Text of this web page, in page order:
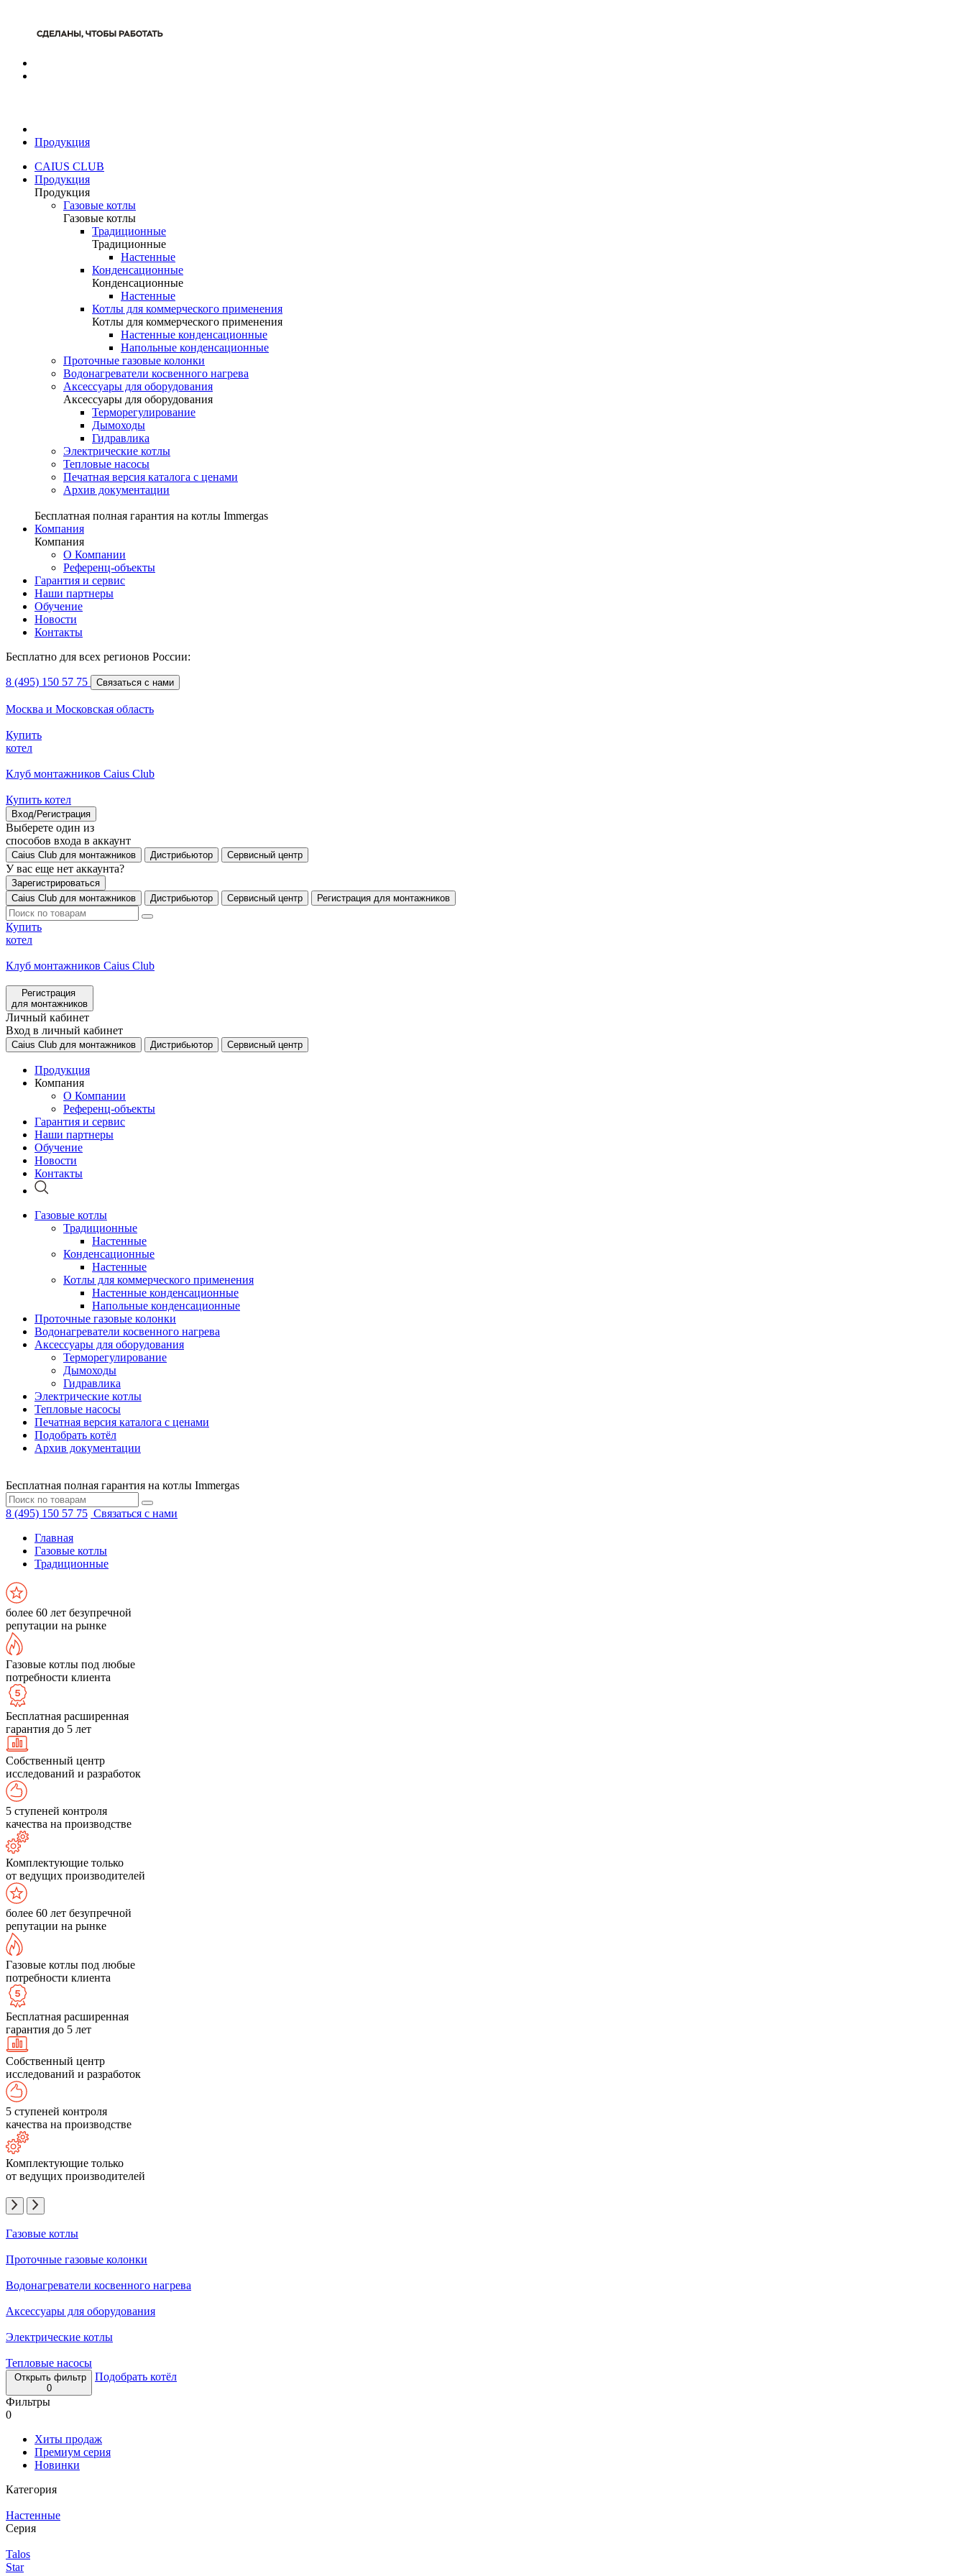
Продукция
CAIUS CLUB
Продукция
Продукция
Газовые котлы
Газовые котлы
Традиционные
Традиционные
Настенные
Конденсационные
Конденсационные
Настенные
Котлы для коммерческого применения
Котлы для коммерческого применения
Настенные конденсационные
Напольные конденсационные
Проточные газовые колонки
Водонагреватели косвенного нагрева
Аксессуары для оборудования
Аксессуары для оборудования
Терморегулирование
Дымоходы
Гидравлика
Электрические котлы
Тепловые насосы
Печатная версия каталога с ценами
Архив документации
Бесплатная полная гарантия на котлы Immergas
Компания
Компания
О Компании
Референц-объекты
Гарантия и сервис
Наши партнеры
Обучение
Новости
Контакты
Бесплатно для всех регионов России:
8 (495) 150 57 75 Связаться с нами
Москва и Московская область
Купить
котел
Клуб монтажников Caius Club
Купить котел
Вход/Регистрация
Выберете один из
способов входа в аккаунт
Caius Club для монтажников Дистрибьютор Сервисный центр
У вас еще нет аккаунта?
Зарегистрироваться
Caius Club для монтажников
Дистрибьютор Сервисный центр Регистрация для монтажников
Купить
котел
Клуб монтажников Caius Club
Регистрация
для монтажников
Личный кабинет
Вход в личный кабинет
Caius Club для монтажников Дистрибьютор Сервисный центр
Продукция
Компания
О Компании
Референц-объекты
Гарантия и сервис
Наши партнеры
Обучение
Новости
Контакты
Газовые котлы
Традиционные
Настенные
Конденсационные
Настенные
Котлы для коммерческого применения
Настенные конденсационные
Напольные конденсационные
Проточные газовые колонки
Водонагреватели косвенного нагрева
Аксессуары для оборудования
Терморегулирование
Дымоходы
Гидравлика
Электрические котлы
Тепловые насосы
Печатная версия каталога с ценами
Подобрать котёл
Архив документации
Бесплатная полная гарантия на котлы Immergas
8 (495) 150 57 75 Связаться с нами
Главная
Газовые котлы
Традиционные
более 60 лет безупречной
репутации на рынке
Газовые котлы под любые
потребности клиента
Бесплатная расширенная
гарантия до 5 лет
Собственный центр
исследований и разработок
5 ступеней контроля
качества на производстве
Комплектующие только
от ведущих производителей
более 60 лет безупречной
репутации на рынке
Газовые котлы под любые
потребности клиента
Бесплатная расширенная
гарантия до 5 лет
Собственный центр
исследований и разработок
5 ступеней контроля
качества на производстве
Комплектующие только
от ведущих производителей
Газовые котлы
Проточные газовые колонки
Водонагреватели косвенного нагрева
Аксессуары для оборудования
Электрические котлы
Тепловые насосы
Открыть фильтр
0
Подобрать котёл
Фильтры
0
Хиты продаж
Премиум серия
Новинки
Категория
Настенные
Серия
Talos
Star